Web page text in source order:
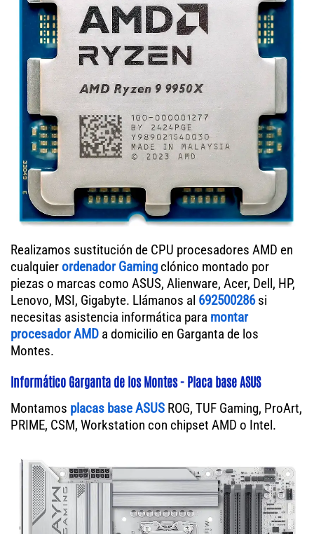
Realizamos sustitución de CPU procesadores AMD en
cualquierordenador Gaming clónico montado por
piezas o marcas como ASUS, Alienware, Acer, Dell, HP,
Lenovo, MSI, Gigabyte. Llámanos al 692500286si
necesitas asistencia informática para montar
procesador AMD a domicilio en Garganta de los
Montes.
Informático Garganta de los Montes - Placa base ASUS
Montamos placas base ASUS ROG, TUF Gaming, ProArt,
PRIME, CSM, Workstation con chipset AMD o Intel.